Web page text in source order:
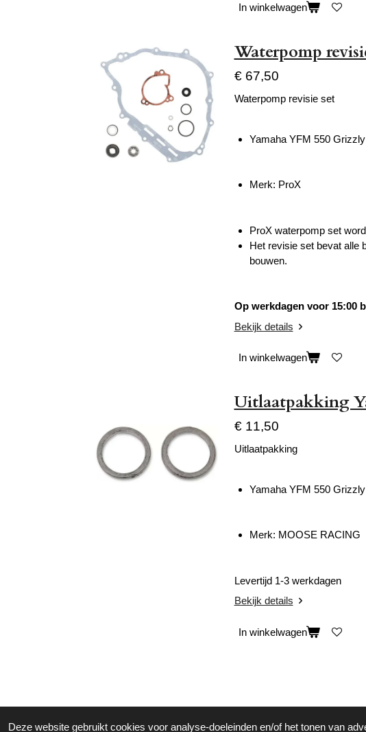
Deze website gebruikt cookies voor analyse-doeleinden en/of het tonen van
In winkelwagen
Waterpomp
€ 67,50
Waterpomp revisie set
Yamaha YFM 550
Merk: ProX
ProX waterpomp set
Het revisie set bevat alle
bouwen.
Op werkdagen voor 15:00
Bekijk details
In winkelwagen
Uitlaatpakking
€ 11,50
Uitlaatpakking
Yamaha YFM 550
Merk: MOOSE RACING
Levertijd 1-3 werkdagen
Bekijk details
In winkelwagen